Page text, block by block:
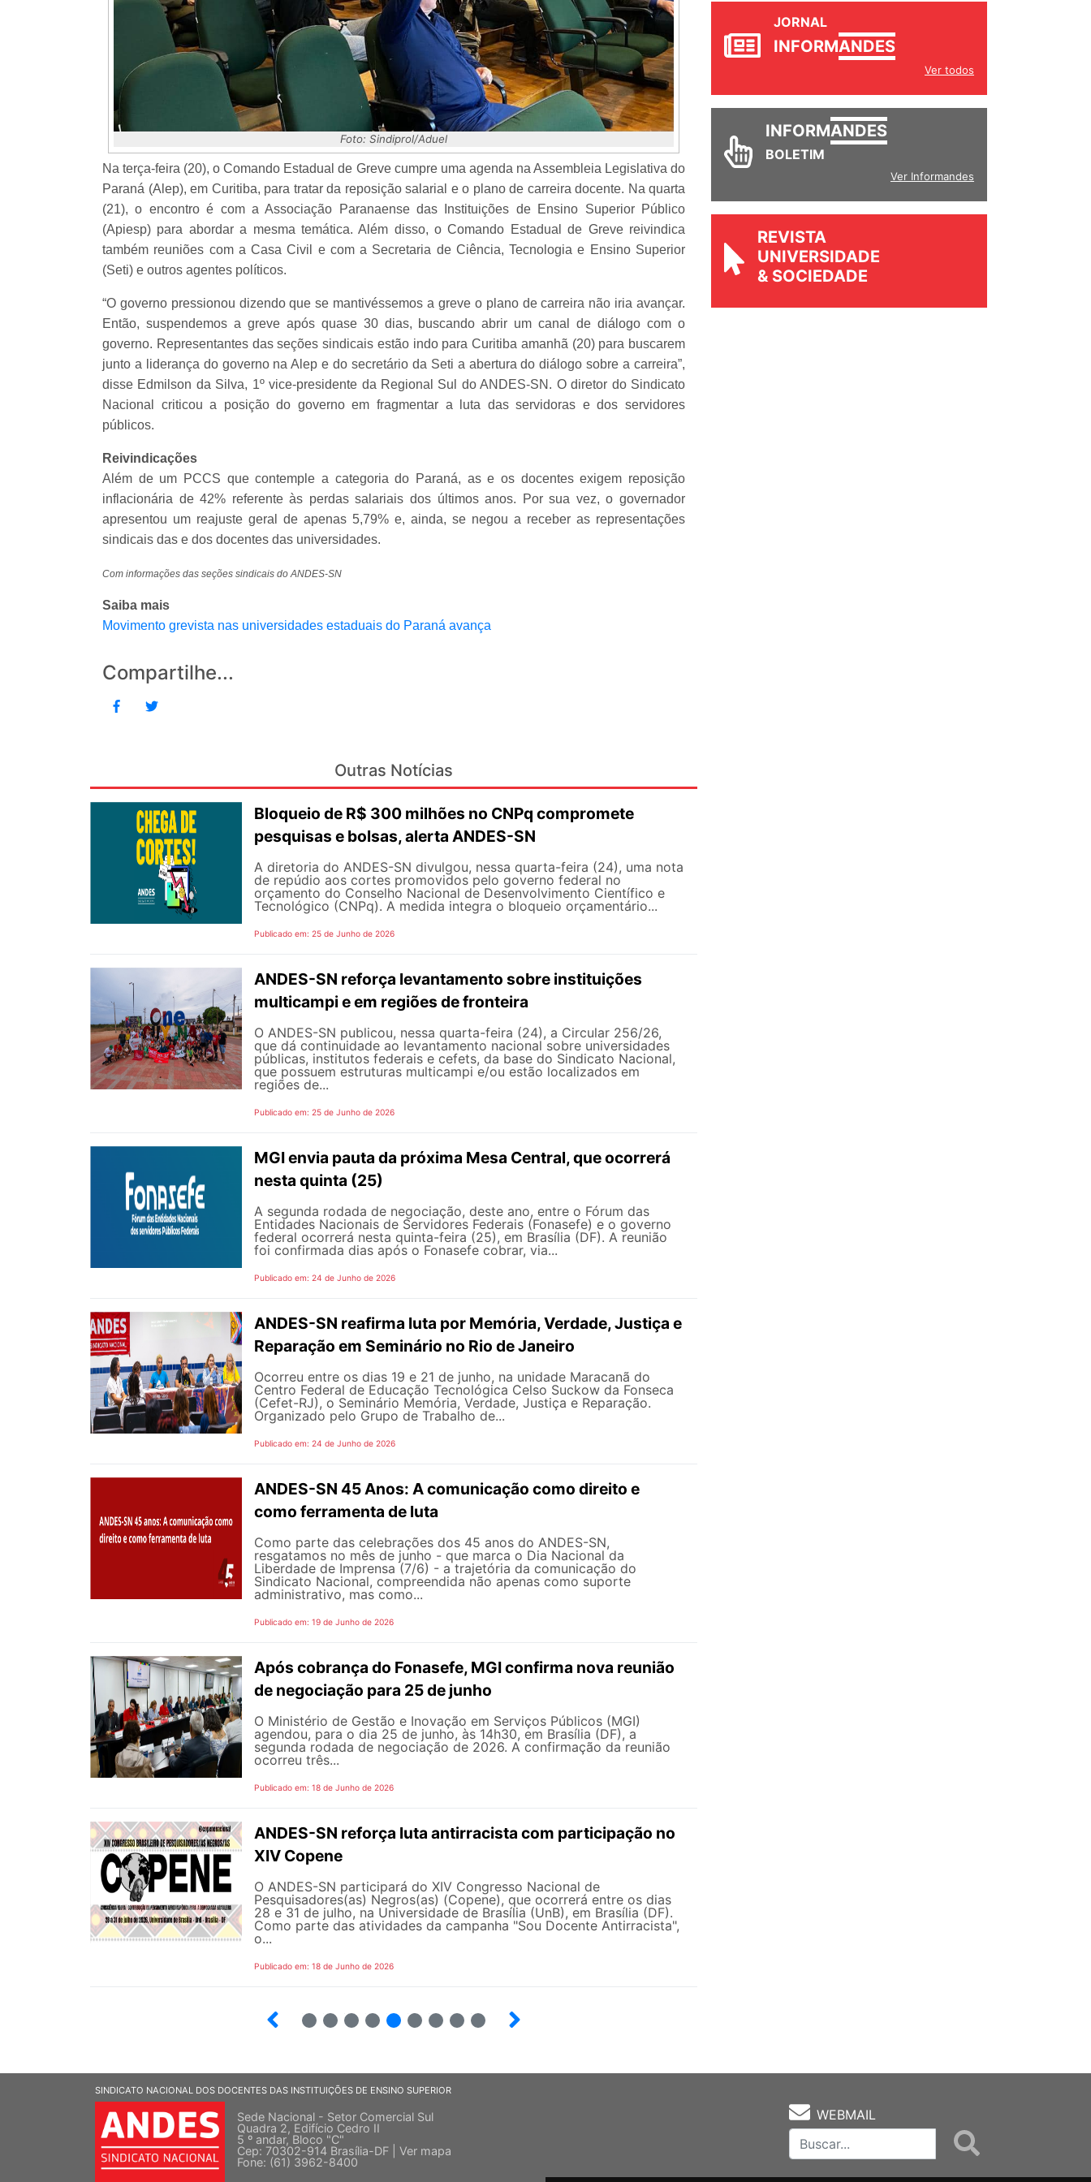
Foto: Sindiprol/Aduel
Na terça-feira (20), o Comando Estadual de Greve cumpre uma agenda na Assembleia Legislativa do
Paraná (Alep), em Curitiba, para tratar da reposição salarial e o plano de carreira docente. Na quarta
(21), o encontro é com a Associação Paranaense das Instituições de Ensino Superior Público
(Apiesp) para abordar a mesma temática. Além disso, o Comando Estadual de Greve reivindica
também reuniões com a Casa Civil e com a Secretaria de Ciência, Tecnologia e Ensino Superior
(Seti) e outros agentes políticos.
“O governo pressionou dizendo que se mantivéssemos a greve o plano de carreira não iria avançar.
Então, suspendemos a greve após quase 30 dias, buscando abrir um canal de diálogo com o
governo. Representantes das seções sindicais estão indo para Curitiba amanhã (20) para buscarem
junto a liderança do governo na Alep e do secretário da Seti a abertura do diálogo sobre a carreira”,
disse Edmilson da Silva, 1º vice-presidente da Regional Sul do ANDES-SN. O diretor do Sindicato
Nacional criticou a posição do governo em fragmentar a luta das servidoras e dos servidores
públicos.
Reivindicações
Além de um PCCS que contemple a categoria do Paraná, as e os docentes exigem reposição
inflacionária de 42% referente às perdas salariais dos últimos anos. Por sua vez, o governador
apresentou um reajuste geral de apenas 5,79% e, ainda, se negou a receber as representações
sindicais das e dos docentes das universidades.
Com informações das seções sindicais do ANDES-SN
Saiba mais
Movimento grevista nas universidades estaduais do Paraná avança
Compartilhe...
Outras Notícias
Bloqueio de R$ 300 milhões no CNPq compromete
pesquisas e bolsas, alerta ANDES-SN
A diretoria do ANDES-SN divulgou, nessa quarta-feira (24), uma nota
de repúdio aos cortes promovidos pelo governo federal no
orçamento do Conselho Nacional de Desenvolvimento Científico e
Tecnológico (CNPq). A medida integra o bloqueio orçamentário...
Publicado em: 25 de Junho de 2026
ANDES-SN reforça levantamento sobre instituições
multicampi e em regiões de fronteira
O ANDES-SN publicou, nessa quarta-feira (24), a Circular 256/26,
que dá continuidade ao levantamento nacional sobre universidades
públicas, institutos federais e cefets, da base do Sindicato Nacional,
que possuem estruturas multicampi e/ou estão localizados em
regiões de...
Publicado em: 25 de Junho de 2026
MGI envia pauta da próxima Mesa Central, que ocorrerá
nesta quinta (25)
A segunda rodada de negociação, deste ano, entre o Fórum das
Entidades Nacionais de Servidores Federais (Fonasefe) e o governo
federal ocorrerá nesta quinta-feira (25), em Brasília (DF). A reunião
foi confirmada dias após o Fonasefe cobrar, via...
Publicado em: 24 de Junho de 2026
ANDES-SN reafirma luta por Memória, Verdade, Justiça e
Reparação em Seminário no Rio de Janeiro
Ocorreu entre os dias 19 e 21 de junho, na unidade Maracanã do
Centro Federal de Educação Tecnológica Celso Suckow da Fonseca
(Cefet-RJ), o Seminário Memória, Verdade, Justiça e Reparação.
Organizado pelo Grupo de Trabalho de...
Publicado em: 24 de Junho de 2026
ANDES-SN 45 Anos: A comunicação como direito e
como ferramenta de luta
Como parte das celebrações dos 45 anos do ANDES-SN,
resgatamos no mês de junho - que marca o Dia Nacional da
Liberdade de Imprensa (7/6) - a trajetória da comunicação do
Sindicato Nacional, compreendida não apenas como suporte
administrativo, mas como...
Publicado em: 19 de Junho de 2026
Após cobrança do Fonasefe, MGI confirma nova reunião
de negociação para 25 de junho
O Ministério de Gestão e Inovação em Serviços Públicos (MGI)
agendou, para o dia 25 de junho, às 14h30, em Brasília (DF), a
segunda rodada de negociação de 2026. A confirmação da reunião
ocorreu três...
Publicado em: 18 de Junho de 2026
ANDES-SN reforça luta antirracista com participação no
XIV Copene
O ANDES-SN participará do XIV Congresso Nacional de
Pesquisadores(as) Negros(as) (Copene), que ocorrerá entre os dias
28 e 31 de julho, na Universidade de Brasília (UnB), em Brasília (DF).
Como parte das atividades da campanha "Sou Docente Antirracista",
o...
Publicado em: 18 de Junho de 2026
JORNAL
Ver todos
INFORM
Ver Informandes
REVISTA
UNIVERSIDADE
SINDICATO NACIONAL DOS DOCENTES DAS INSTITUIÇÕES DE ENSINO SUPERIOR
Sede Nacional - Setor Comercial Sul
Quadra 2, Edifício Cedro II
5 º andar, Bloco "C"
Cep: 70302-914 Brasília-DF | Ver mapa
Fone: (61) 3962-8400
WEBMAIL